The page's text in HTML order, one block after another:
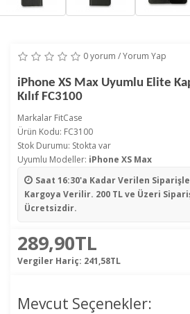
0 yorum /Yorum Yap
iPhone XS Max Uyumlu Elite
Kılıf FC3100
Markalar FitCase
Ürün Kodu: FC3100
Stok Durumu: Stokta var
Uyumlu Modeller: iPhone XS Max
Saat 16:30'a Kadar Verilen
Kargoya Verilir. 200 TL ve Üzeri
Ücretsizdir.
289,90TL
Vergiler Hariç: 241,58TL
Mevcut Seçenekler: